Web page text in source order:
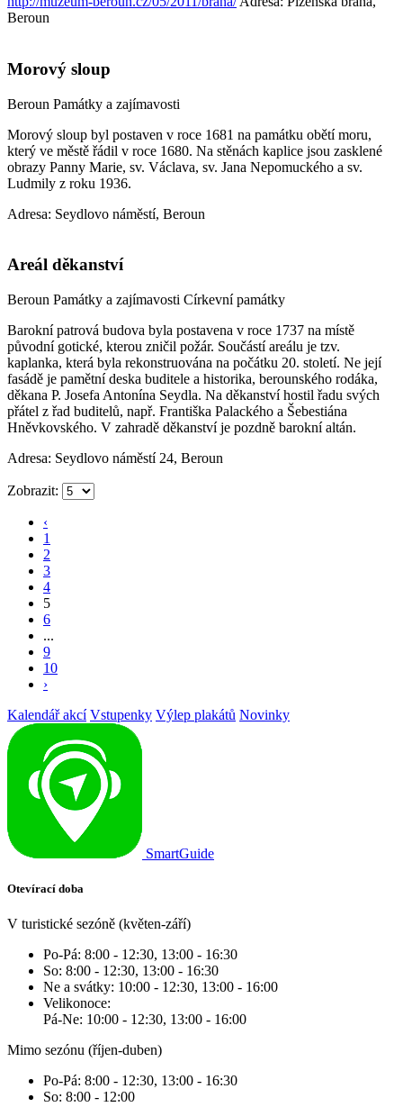
Beroun
Morový sloup
Beroun Památky a zajímavosti
Morový sloup byl postaven v roce 1681 na památku obětí moru,
který ve městě řádil v roce 1680. Na stěnách kaplice jsou zasklené
obrazy Panny Marie, sv. Václava, sv. Jana Nepomuckého a sv.
Ludmily z roku 1936.
Adresa: Seydlovo náměstí, Beroun
Areál děkanství
Beroun Památky a zajímavosti Církevní památky
Barokní patrová budova byla postavena v roce 1737 na místě
původní gotické, kterou zničil požár. Součástí areálu je tzv.
kaplanka, která byla rekonstruována na počátku 20. století. Ne její
fasádě je pamětní deska buditele a historika, berounského rodáka,
děkana P. Josefa Antonína Seydla. Na děkanství hostil řadu svých
přátel z řad buditelů, např. Františka Palackého a Šebestiána
Hněvkovského. V zahradě děkanství je pozdně barokní altán.
Adresa: Seydlovo náměstí 24, Beroun
Zobrazit:
‹
1
2
3
4
5
6
...
9
10
›
Kalendář akcí Vstupenky Výlep plakátů Novinky
SmartGuide
Otevírací doba
V turistické sezóně (květen-září)
Po-Pá: 8:00 - 12:30, 13:00 - 16:30
So: 8:00 - 12:30, 13:00 - 16:30
Ne a svátky: 10:00 - 12:30, 13:00 - 16:00
Velikonoce:
Pá-Ne: 10:00 - 12:30, 13:00 - 16:00
Mimo sezónu (říjen-duben)
Po-Pá: 8:00 - 12:30, 13:00 - 16:30
So: 8:00 - 12:00